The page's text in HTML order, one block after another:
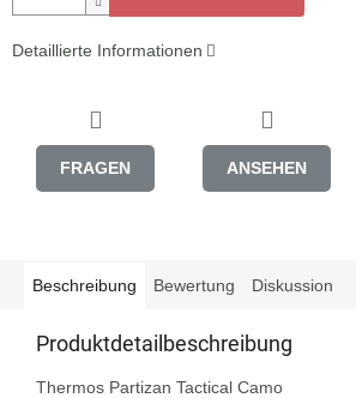
Detaillierte Informationen
FRAGEN ANSEHEN
Beschreibung Bewertung Diskussion
Produktdetailbeschreibung
Thermos Partizan Tactical Camo